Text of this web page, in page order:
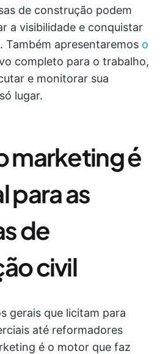
de construção podem
a visibilidade e conquistar
Também apresentaremos o
completo para o trabalho,
e monitorar sua
lugar.
marketing é
para as
de
civil
gerais que licitam para
até reformadores
é o motor que faz